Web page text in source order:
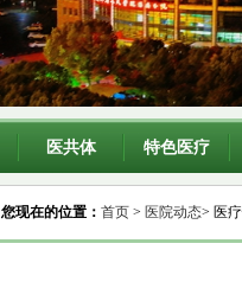
医共体 特色医疗
您现在的位置： 首页 > 医院动态> 医